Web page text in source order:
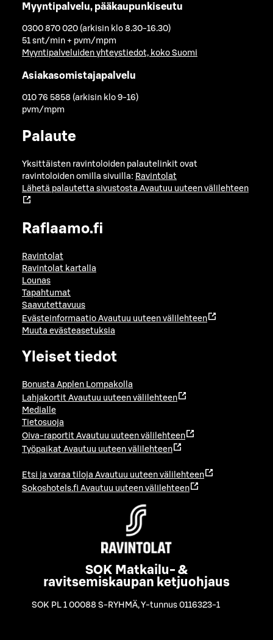
Myyntipalvelu, pääkaupunkiseutu
0300 870 020 (arkisin klo 8.30-16.30)
51 snt/min + pvm/mpm
Myyntipalveluiden yhteystiedot, koko Suomi
Asiakasomistajapalvelu
010 76 5858 (arkisin klo 9-16)
pvm/mpm
Palaute
Yksittäisten ravintoloiden palautelinkit ovat
ravintoloiden omilla sivuilla: Ravintolat
Lähetä palautetta sivustosta Avautuu uuteen välilehteen
Raflaamo.fi
Ravintolat
Ravintolat kartalla
Lounas
Tapahtumat
Saavutettavuus
Evästeinformaatio Avautuu uuteen välilehteen
Muuta evästeasetuksia
Yleiset tiedot
Bonusta Applen Lompakolla
Lahjakortit Avautuu uuteen välilehteen
Medialle
Tietosuoja
Oiva-raportit Avautuu uuteen välilehteen
Työpaikat Avautuu uuteen välilehteen
Etsi ja varaa tiloja Avautuu uuteen välilehteen
Sokoshotels.fi Avautuu uuteen välilehteen
SOK Matkailu- &
ravitsemiskaupan ketjuohjaus
SOK PL 1 00088 S-RYHMÄ,Y-tunnus 0116323-1